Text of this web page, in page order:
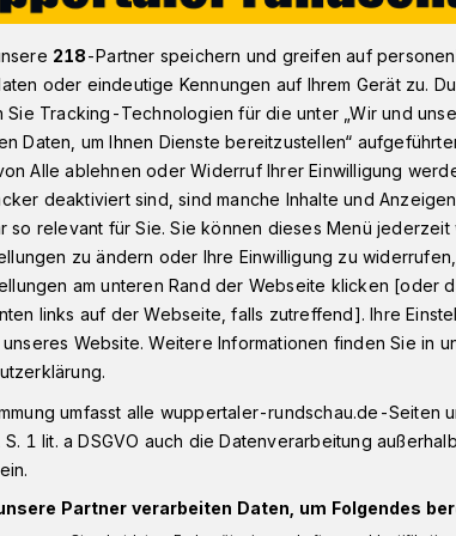
Ersatzteilen zum 30. Juni ein
218-Partner speichern und greifen auf
oder eindeutige Kennungen auf Ihrem Gerät zu.
Sie Tracking-Technologien für die unter „Wir und
Daten, um Ihnen Dienste bereitzustellen“
Alle ablehnen oder Widerruf Ihrer Einwilligung
deaktiviert sind, sind manche Inhalte und
so relevant für Sie. Sie können dieses Menü
zu ändern oder Ihre Einwilligung zu
am unteren Rand der Webseite klicken [oder
links auf der Webseite, falls zutreffend]. Ihre
Website. Weitere Informationen finden Sie in
umfasst alle wuppertaler-rundschau.de-Seiten
1 lit. a DSGVO auch die Datenverarbeitung
Partner verarbeiten Daten, um Folgendes